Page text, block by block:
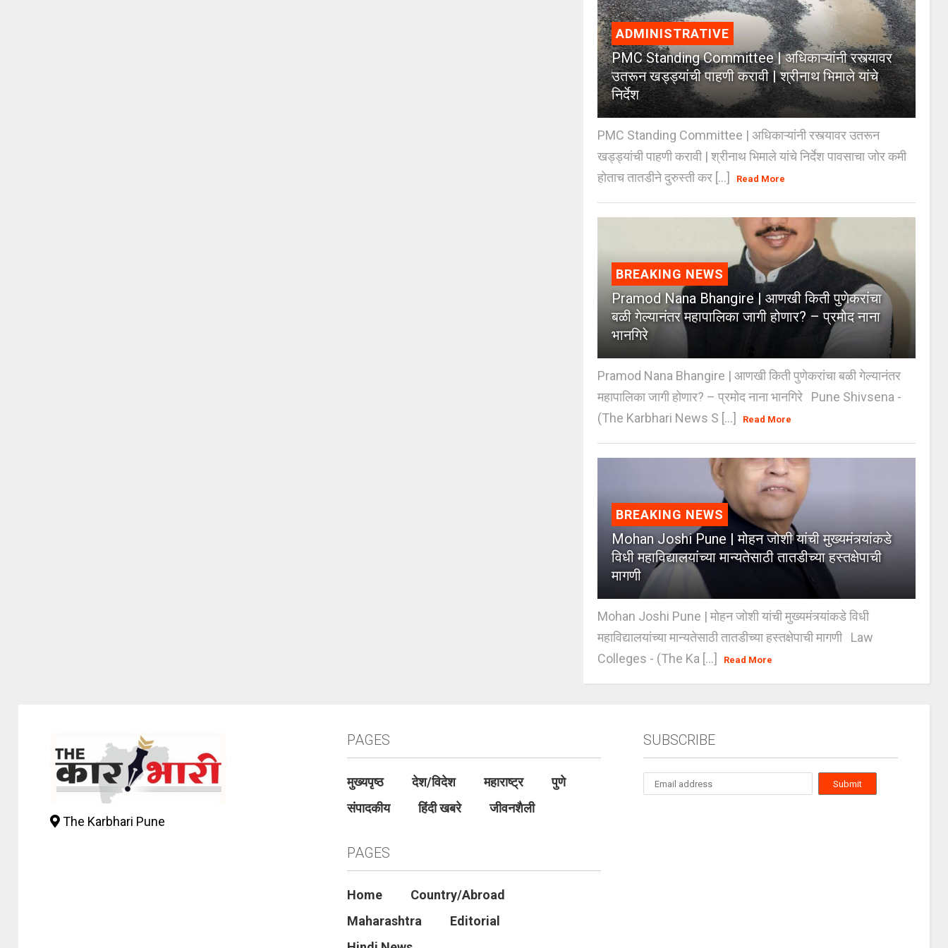
ADMINISTRATIVE
PMC Standing Committee | अधिकाऱ्यांनी रस्त्यावर
उतरून खड्ड्यांची पाहणी करावी | श्रीनाथ भिमाले यांचे
निर्देश
PMC Standing Committee | अधिकाऱ्यांनी रस्त्यावर उतरून
खड्ड्यांची पाहणी करावी | श्रीनाथ भिमाले यांचे निर्देश पावसाचा जोर कमी
होताच तातडीने दुरुस्ती कर [...]
Read More
BREAKING NEWS
Pramod Nana Bhangire | आणखी किती पुणेकरांचा
बळी गेल्यानंतर महापालिका जागी होणार? – प्रमोद नाना
भानगिरे
Pramod Nana Bhangire | आणखी किती पुणेकरांचा बळी गेल्यानंतर
महापालिका जागी होणार? – प्रमोद नाना भानगिरे Pune Shivsena -
(The Karbhari News S [...]
Read More
BREAKING NEWS
Mohan Joshi Pune | मोहन जोशी यांची मुख्यमंत्र्यांकडे
विधी महाविद्यालयांच्या मान्यतेसाठी तातडीच्या हस्तक्षेपाची
मागणी
Mohan Joshi Pune | मोहन जोशी यांची मुख्यमंत्र्यांकडे विधी
महाविद्यालयांच्या मान्यतेसाठी तातडीच्या हस्तक्षेपाची मागणी Law
Colleges - (The Ka [...]
Read More
The Karbhari Pune
PAGES
मुख्यपृष्ठ देश/विदेश महाराष्ट्र
पुणे
संपादकीय
हिंदी खबरे जीवनशैली
PAGES
Home
Country/Abroad
Maharashtra
Editorial
SUBSCRIBE